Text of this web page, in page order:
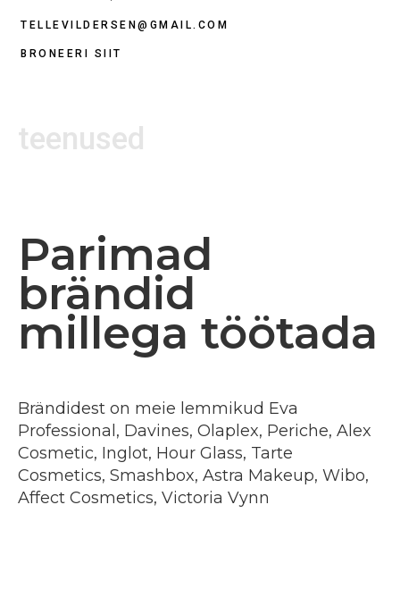
TELLEVILDERSEN@GMAIL.COM
BRONEERI SIIT
teenused
Parimad
brändid
millega töötada
Brändidest on meie lemmikud Eva
Professional, Davines, Olaplex, Periche, Alex
Cosmetic, Inglot, Hour Glass, Tarte
Cosmetics, Smashbox, Astra Makeup, Wibo,
Affect Cosmetics, Victoria Vynn